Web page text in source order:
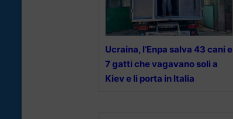
Ucraina, l’Enpa salva 43 cani e
7 gatti che vagavano soli a
Kiev e li porta in Italia